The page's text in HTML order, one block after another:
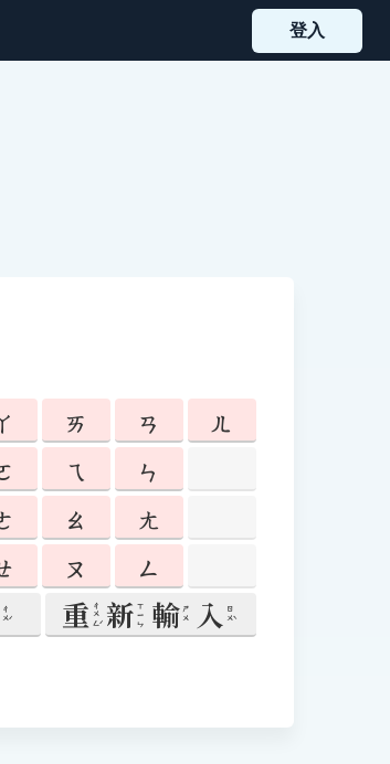
登入
ㄔㄨˊ 重ㄔㄨㄥˊ 新ㄒㄧㄣ 輸ㄕㄨ 入 ㄖㄨˋ